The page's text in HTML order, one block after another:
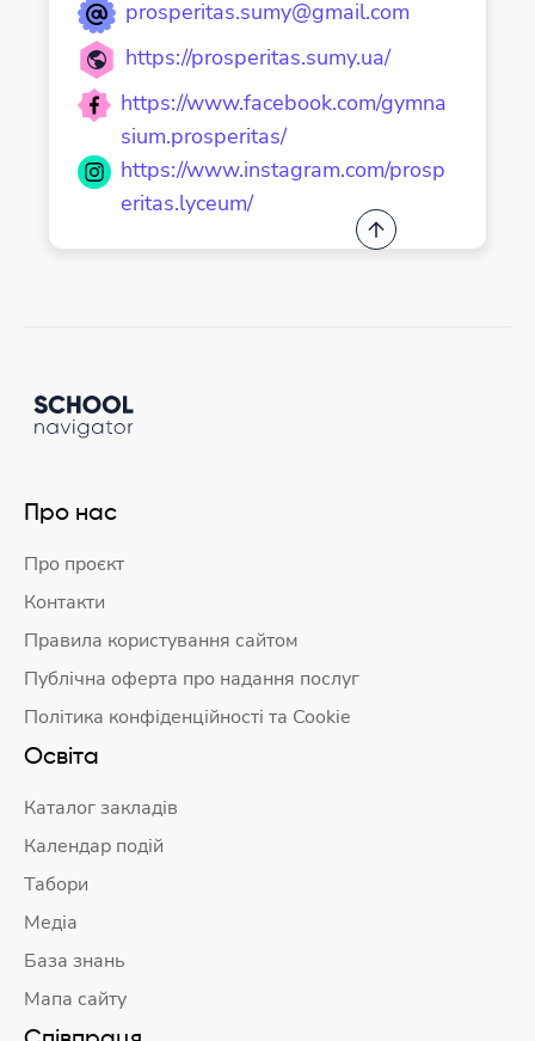
prosperitas.sumy@gmail.com
https://prosperitas.sumy.ua/
https://www.facebook.com/gymna
sium.prosperitas/
https://www.instagram.com/prosp
eritas.lyceum/
Про нас
Про проєкт
Контакти
Правила користування сайтом
Публічна оферта про надання послуг
Політика конфіденційності та Cookie
Освіта
Каталог закладів
Календар подій
Табори
Медіа
База знань
Мапа сайту